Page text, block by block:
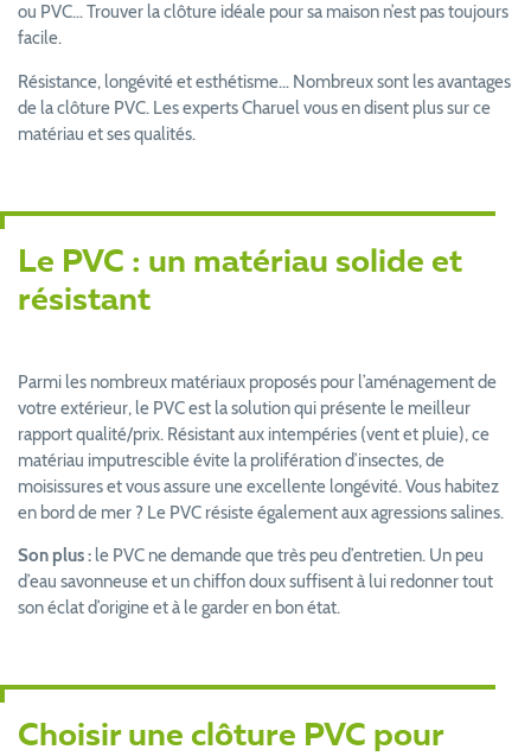
ou PVC… Trouver la clôture idéale pour sa maison n’est pas toujours
facile.
Résistance, longévité et esthétisme… Nombreux sont les avantages
de la clôture PVC. Les experts Charuel vous en disent plus sur ce
matériau et ses qualités.
Le PVC : un matériau solide et
résistant
Parmi les nombreux matériaux proposés pour l’aménagement de
votre extérieur, le PVC est la solution qui présente le meilleur
rapport qualité/prix. Résistant aux intempéries (vent et pluie), ce
matériau imputrescible évite la prolifération d’insectes, de
moisissures et vous assure une excellente longévité. Vous habitez
en bord de mer ? Le PVC résiste également aux agressions salines.
Son plus : le PVC ne demande que très peu d’entretien. Un peu
d’eau savonneuse et un chiffon doux suffisent à lui redonner tout
son éclat d’origine et à le garder en bon état.
Choisir une clôture PVC pour